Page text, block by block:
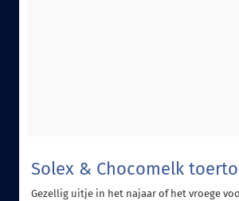
Solex & Chocomelk
Gezellig uitje in het najaar of het vroege